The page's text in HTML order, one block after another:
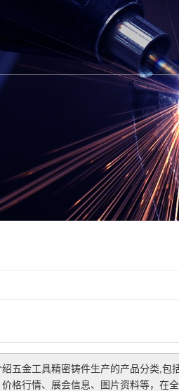
五金工具精密铸件生产的产品分类,包
格行情、展会信息、图片资料等，在